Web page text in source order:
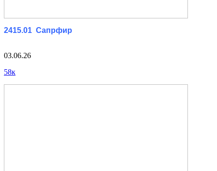
2415.01 Сапрфир
03.06.26
58к